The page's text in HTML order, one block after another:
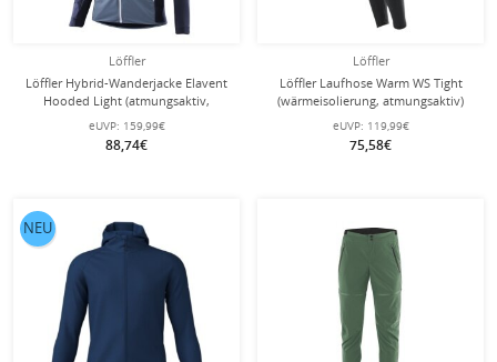
Löffler
Löffler Hybrid-Wanderjacke Elavent
Hooded Light (atmungsaktiv,
winddicht, wasserabweisend) blau
Herren
eUVP: 159,99€
88,74€
Löffler
Löffler Laufhose Warm WS Tight
(wärmeisolierung, atmungsaktiv)
lang schwarz Damen
eUVP: 119,99€
75,58€
NEU